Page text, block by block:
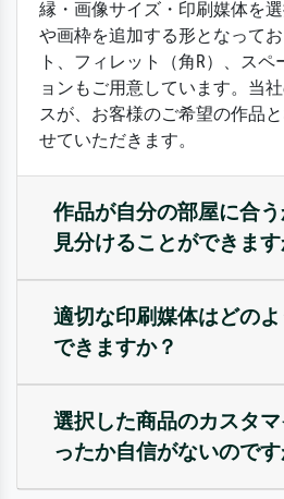
縁・画像サイズ・印刷媒体を
や画枠を追加する形となって
ト、フィレット（角R）、ス
ョンもご用意しています。当
スが、お客様のご希望の作品
せていただきます。
作品が自分の部屋に合
見分けることができます
適切な印刷媒体はどの
できますか？
選択した商品のカスタ
ったか自信がないのです